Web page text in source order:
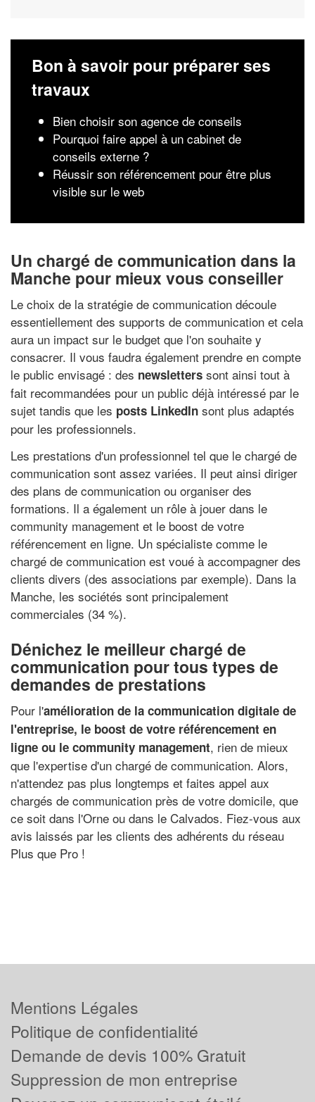
Bon à savoir pour préparer ses
travaux
Bien choisir son agence de conseils
Pourquoi faire appel à un cabinet de
conseils externe ?
Réussir son référencement pour être plus
visible sur le web
Un chargé de communication dans la
Manche pour mieux vous conseiller
Le choix de la stratégie de communication découle
essentiellement des supports de communication et cela
aura un impact sur le budget que l'on souhaite y
consacrer. Il vous faudra également prendre en compte
le public envisagé : des newsletters sont ainsi tout à
fait recommandées pour un public déjà intéressé par le
sujet tandis que les posts LinkedIn sont plus adaptés
pour les professionnels.
Les prestations d'un professionnel tel que le chargé de
communication sont assez variées. Il peut ainsi diriger
des plans de communication ou organiser des
formations. Il a également un rôle à jouer dans le
community management et le boost de votre
référencement en ligne. Un spécialiste comme le
chargé de communication est voué à accompagner des
clients divers (des associations par exemple). Dans la
Manche, les sociétés sont principalement
commerciales (34 %).
Dénichez le meilleur chargé de
communication pour tous types de
demandes de prestations
Pour l'amélioration de la communication digitale de
l'entreprise, le boost de votre référencement en
ligne ou le community management, rien de mieux
que l'expertise d'un chargé de communication. Alors,
n'attendez pas plus longtemps et faites appel aux
chargés de communication près de votre domicile, que
ce soit dans l'Orne ou dans le Calvados. Fiez-vous aux
avis laissés par les clients des adhérents du réseau
Plus que Pro !
Mentions Légales
Politique de confidentialité
Demande de devis 100% Gratuit
Suppression de mon entreprise